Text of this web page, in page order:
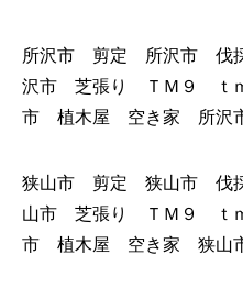
所沢市 剪定 所沢市 伐
沢市 芝張り ＴＭ９ ｔ
市 植木屋 空き家 所
狭山市 剪定 狭山市 伐
山市 芝張り ＴＭ９ ｔ
市 植木屋 空き家 狭